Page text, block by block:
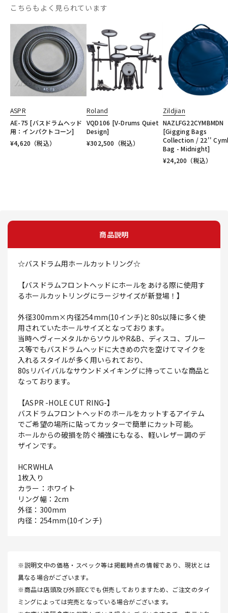
こちらもよく見られています
ASPR
AE-75 [バスドラムヘッド
用：インパクトコーン]
¥4,620 （税込）
Roland
VQD106 [V-Drums Quiet
Design]
¥302,500 （税込）
Zildjian
NAZLFG22CYMBMDN
[Gigging Bags
Collection / 22''
Bag - Midnight]
¥24,200 （税込）
商品説明
☆バスドラム用ホールカットリング☆
【バスドラムフロントヘッドにホールをあける際に使用す
るホールカットリングにラージサイズが新登場！】
外径300mm×内径254mm(10インチ)と80s以降に多く使
用されていたホールサイズとなっております。
当時ヘヴィーメタルからソウルやR&B、ディスコ、ブルー
ス等でもバスドラムヘッドに大きめの穴を空けてマイクを
入れるスタイルが多く用いられており、
80sリバイバルなサウンドメイキングに持ってこいな商品と
なっております。
【ASPR -HOLE CUT RING-】
バスドラムフロントヘッドのホールをカットするアイテム
でご希望の場所に貼ってカッターで簡単にカット可能。
ホールからの破損を防ぐ補強にもなる、軽いレザー調のデ
ザインです。
HCRWHLA
1枚入り
カラー：ホワイト
リング幅：2cm
外径：300mm
内径：254mm(10インチ)
※説明文中の価格・スペック等は掲載時点の情報であり、現状とは
異なる場合がございます。
※商品は店頭及び外部ECでも併売しておりますため、ご注文のタイ
ミングによっては完売となっている場合がございます。